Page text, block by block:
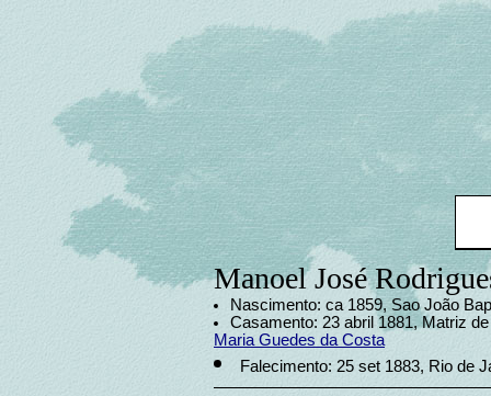
Manoel José
Nascimento: ca 1859, Sao João
Casamento: 23 abril 1881, Matriz
Maria Guedes da Costa
Falecimento: 25 set 1883, Rio de